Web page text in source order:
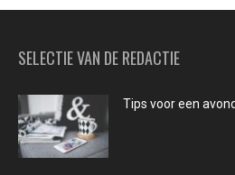
SELECTIE VAN DE REDACTIE
Tips voor een